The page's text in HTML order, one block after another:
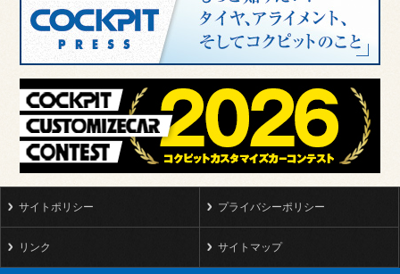
サイトポリシー プライバシーポリシー
リンク サイトマップ